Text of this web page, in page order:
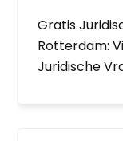
Gratis
Rotterdam:
Juridische